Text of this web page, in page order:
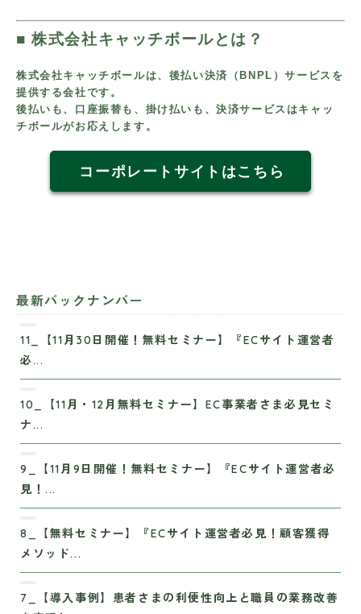
■ 株式会社キャッチボールとは？
株式会社キャッチボールは、後払い決済（BNPL）サービスを
提供する会社です。
後払いも、口座振替も、掛け払いも、決済サービスはキャッ
チボールがお応えします。
コーポレートサイトはこちら
最新バックナンバー
11_【11月30日開催！無料セミナー】『ECサイト運営者
必...
10_【11月・12月無料セミナー】EC事業者さま必見セミ
ナ...
9_【11月9日開催！無料セミナー】『ECサイト運営者必
見！...
8_【無料セミナー】『ECサイト運営者必見！顧客獲得
メソッド...
7_【導入事例】患者さまの利便性向上と職員の業務改善